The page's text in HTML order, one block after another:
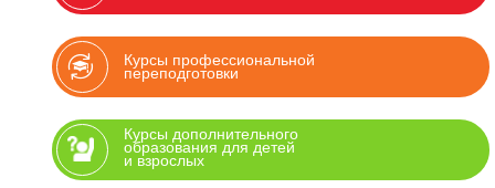
Курсы профессиональной
переподготовки
Курсы дополнительного
образования для детей
и взрослых